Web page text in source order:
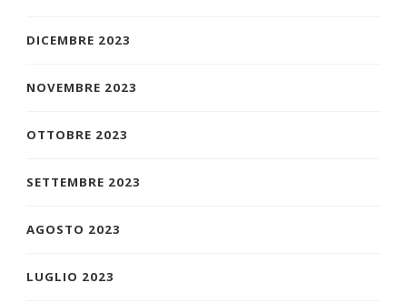
DICEMBRE 2023
NOVEMBRE 2023
OTTOBRE 2023
SETTEMBRE 2023
AGOSTO 2023
LUGLIO 2023